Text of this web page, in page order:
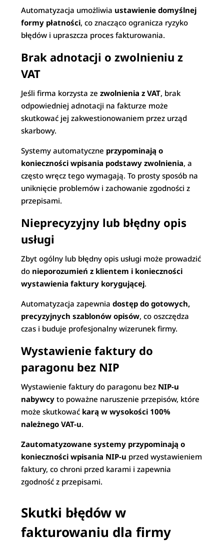
Automatyzacja umożliwia ustawienie domyślnej
formy płatności, co znacząco ogranicza ryzyko
błędów i upraszcza proces fakturowania.
Brak adnotacji o zwolnieniu z
VAT
Jeśli firma korzysta zezwolnienia z VAT, brak
odpowiedniej adnotacji na fakturze może
skutkować jej zakwestionowaniem przez urząd
skarbowy.
Systemy automatyczne przypominają o
konieczności wpisania podstawy zwolnienia, a
często wręcz tego wymagają. To prosty sposób na
uniknięcie problemów i zachowanie zgodności z
przepisami.
Nieprecyzyjny lub błędny opis
usługi
Zbyt ogólny lub błędny opis usługi może prowadzić
do nieporozumień z klientem i konieczności
wystawienia faktury korygującej.
Automatyzacja zapewniadostęp do gotowych,
precyzyjnych szablonów opisów, co oszczędza
czas i buduje profesjonalny wizerunek firmy.
Wystawienie faktury do
paragonu bez NIP
Wystawienie faktury do paragonu bez NIP-u
nabywcy to poważne naruszenie przepisów, które
może skutkować karą w wysokości 100%
należnego VAT-u.
Zautomatyzowane systemy przypominają o
konieczności wpisania NIP-u przed wystawieniem
faktury, co chroni przed karami i zapewnia
zgodność z przepisami.
Skutki błędów w
fakturowaniu dla firmy